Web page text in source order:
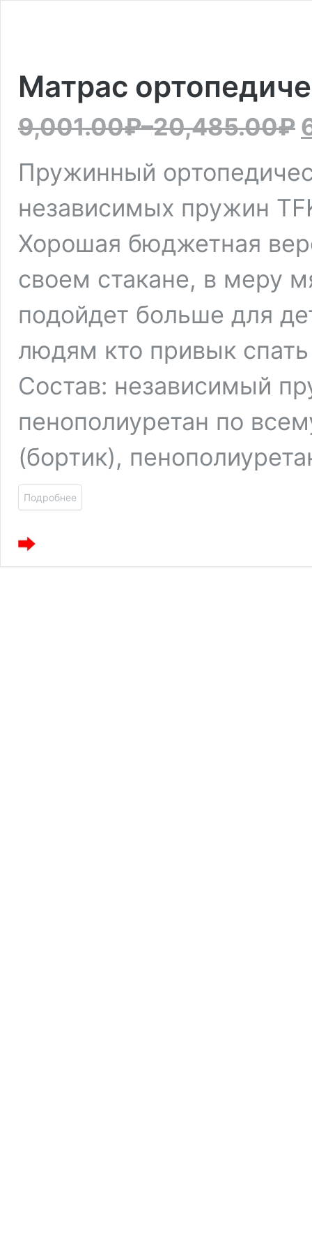
Матрас
9,001.00₽–20,485.00₽
Пружинный
независимых пружин
Хорошая бюджетная
своем стакане, в меру
подойдет больше для
людям кто привык
Состав: независимый
пенополиуретан по
(бортик),
Подробнее